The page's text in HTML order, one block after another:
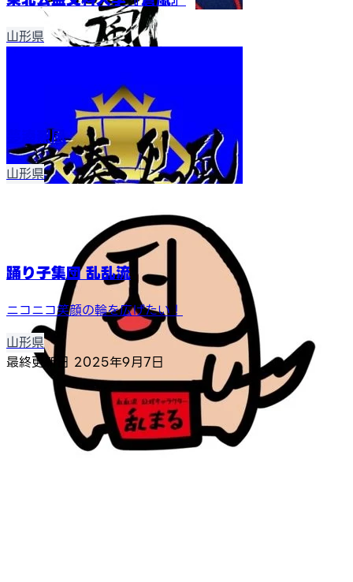
山形県
夢湊烈風
山形県
踊り子集団 乱乱流
ニコニコ笑顔の輪を広げたい！
山形県
最終更新日 2025年9月7日